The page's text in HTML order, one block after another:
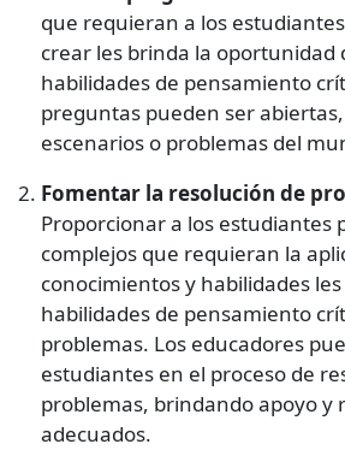
que requieran a los
crear les brinda la oportunidad
habilidades de pensamiento
preguntas pueden ser
escenarios o problemas del
Fomentar la resolución de
Proporcionar a los estudiantes
complejos que requieran la
conocimientos y habilidades
habilidades de pensamiento
problemas. Los educadores
estudiantes en el proceso de
problemas, brindando apoyo y
adecuados.